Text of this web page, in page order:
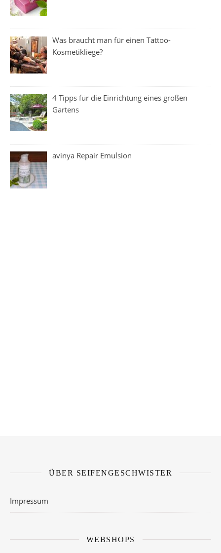
Was braucht man für einen Tattoo-
Kosmetikliege?
4 Tipps für die Einrichtung eines großen
Gartens
avinya Repair Emulsion
ÜBER SEIFENGESCHWISTER
Impressum
WEBSHOPS